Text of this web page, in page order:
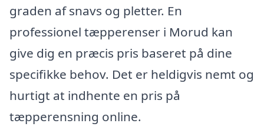
graden af snavs og pletter. En
professionel tæpperenser i Morud kan
give dig en præcis pris baseret på dine
specifikke behov. Det er heldigvis nemt og
hurtigt at indhente en pris på
tæpperensning online.